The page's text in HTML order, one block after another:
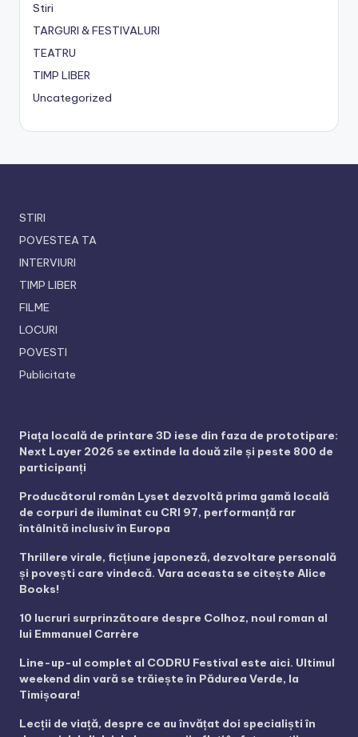
Stiri
TARGURI & FESTIVALURI
TEATRU
TIMP LIBER
Uncategorized
STIRI
POVESTEA TA
INTERVIURI
TIMP LIBER
FILME
LOCURI
POVESTI
Publicitate
Piața locală de printare 3D iese din faza de prototipare:
Next Layer 2026 se extinde la două zile și peste 800 de
participanți
Producătorul român Lyset dezvoltă prima gamă locală
de corpuri de iluminat cu CRI 97, performanță rar
întâlnită inclusiv în Europa
Thrillere virale, ficțiune japoneză, dezvoltare personală
și povești care vindecă. Vara aceasta se citește Alice
Books!
10 lucruri surprinzătoare despre Colhoz, noul roman al
lui Emmanuel Carrère
Line-up-ul complet al CODRU Festival este aici. Ultimul
weekend din vară se trăiește în Pădurea Verde, la
Timișoara!
Lecții de viață, despre ce au învățat doi specialiști în